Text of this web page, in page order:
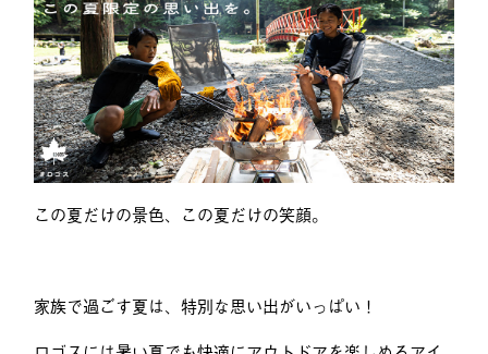
この夏だけの景色、この夏だけの笑顔。
家族で過ごす夏は、特別な思い出がいっぱい！